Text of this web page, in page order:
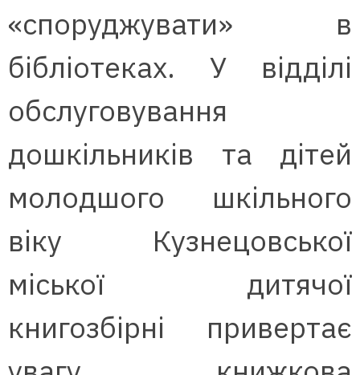
«споруджувати» в
бібліотеках. У відділі
обслуговування
дошкільників та дітей
молодшого шкільного
віку Кузнецовської
міської дитячої
книгозбірні привертає